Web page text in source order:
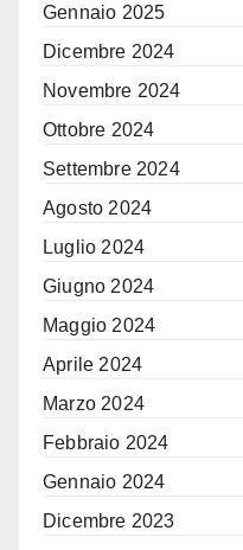
Gennaio 2025
Dicembre 2024
Novembre 2024
Ottobre 2024
Settembre 2024
Agosto 2024
Luglio 2024
Giugno 2024
Maggio 2024
Aprile 2024
Marzo 2024
Febbraio 2024
Gennaio 2024
Dicembre 2023